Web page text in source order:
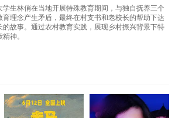
学生林俏在当地开展特殊教育期间，与独自抚养三个
理念产生矛盾，最终在村支书和老校长的帮助下达
的故事。通过农村教育实践，展现乡村振兴背景下特
神。